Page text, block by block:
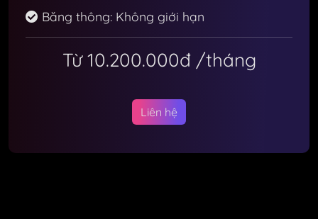
Băng thông: Không giới hạn
Từ 10.200.000đ /tháng
Liên hệ